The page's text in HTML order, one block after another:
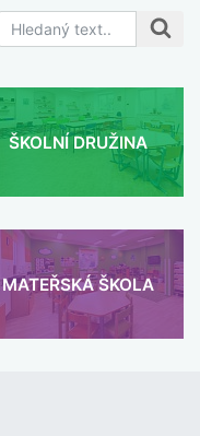
ŠKOLNÍ DRUŽINA
MATEŘSKÁ ŠKOLA